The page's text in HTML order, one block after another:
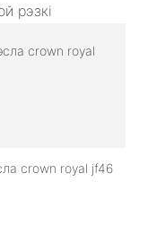
рэзкі